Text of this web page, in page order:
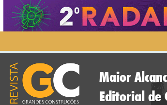
Maior
Editorial de